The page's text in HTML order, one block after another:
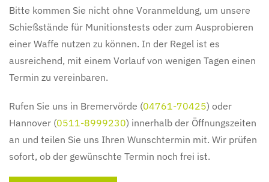
Bitte kommen Sie nicht ohne Voranmeldung, um unsere
Schießstände für Munitionstests oder zum Ausprobieren
einer Waffe nutzen zu können. In der Regel ist es
ausreichend, mit einem Vorlauf von wenigen Tagen einen
Termin zu vereinbaren.
Rufen Sie uns in Bremervörde (04761-70425) oder
Hannover (0511-8999230) innerhalb der Öffnungszeiten
an und teilen Sie uns Ihren Wunschtermin mit. Wir prüfen
sofort, ob der gewünschte Termin noch frei ist.